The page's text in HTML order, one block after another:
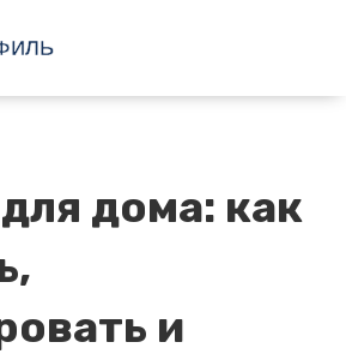
дома: как
и